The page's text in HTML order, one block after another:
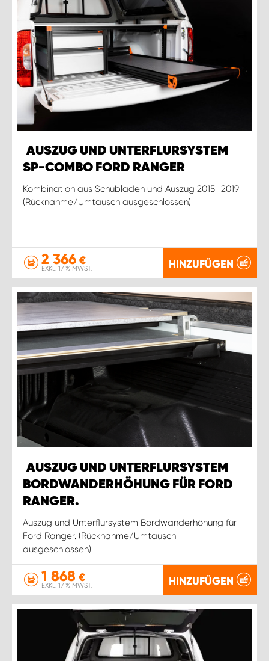
AUSZUG UND UNTERFLURSYSTEM
SP-COMBO FORD RANGER
Kombination aus Schubladen und Auszug 2015–2019
(Rücknahme/Umtausch ausgeschlossen)
2 366 €
EXKL. 17 % MWST. HINZUFÜGEN
AUSZUG UND UNTERFLURSYSTEM
BORDWANDERHÖHUNG FÜR FORD
RANGER.
Auszug und Unterflursystem Bordwanderhöhung für
Ford Ranger. (Rücknahme/Umtausch
ausgeschlossen)
1 868 €
EXKL. 17 % MWST. HINZUFÜGEN